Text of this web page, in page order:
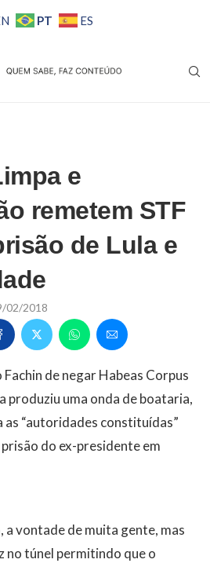
PT ES
e
remetem STF
de Lula e
02/2018
de negar Habeas Corpus
produziu uma onda de boataria,
as “autoridades constituídas”
do ex-presidente em
a vontade de muita gente, mas
no túnel permitindo que o